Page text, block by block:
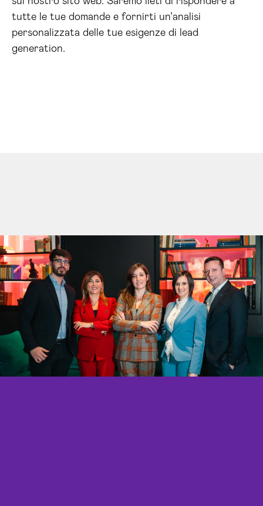
tutte le tue domande e fornirti un’analisi
personalizzata delle tue esigenze di lead
generation.